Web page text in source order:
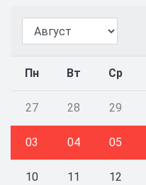
Пн Вт Ср
27 28 29
03 04 05
10 11 12